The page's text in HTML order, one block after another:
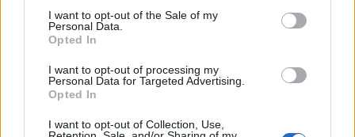
I want to opt-out of the Sale of my
Personal Data.
Opted In
I want to opt-out of processing my
Personal Data for Targeted Advertising.
Opted In
I want to opt-out of Collection, Use,
Credito d'imposta formazione 4.0
Agenzia delle Entrate
5.000 euro
2025-06-25
Credito d'imposta formazione 4.0
44.291 euro